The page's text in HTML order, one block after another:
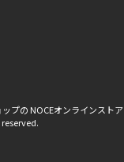
プの NOCEオンラインストア